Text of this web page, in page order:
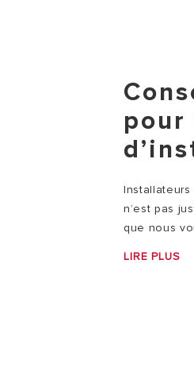
Installateurs
n’est pas
que nous
LIRE PLUS